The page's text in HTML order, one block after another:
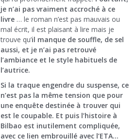
je n’ai pas vraiment accroché à ce
livre … le roman n’est pas mauvais ou
mal écrit, il est plaisant à lire mais je
trouve qu’il manque de souffle, de sel
aussi, et je n’ai pas retrouvé
l’ambiance et le style habituels de
l’autrice.
Si la traque engendre du suspense, ce
n’est pas la même tension que pour
une enquête destinée à trouver qui
est le coupable. Et puis l’histoire à
Bilbao est inutilement compliquée,
avec ce lien embrouillé avec l’ETA…